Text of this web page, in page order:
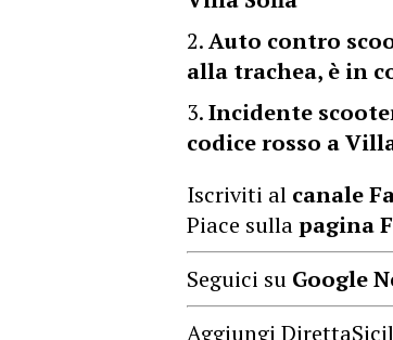
Auto contro
alla trachea, è in
Incidente
codice rosso a
Iscriviti al canale
Piace sullapagina
Seguici su Google
Aggiungi